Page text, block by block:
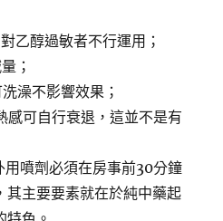
乙醇過敏者不行運用；
；
澡不影響效果；
感可自行衰退，這並不是有
用噴劑必須在房事前30分鐘
其主要要素就在於純中藥起